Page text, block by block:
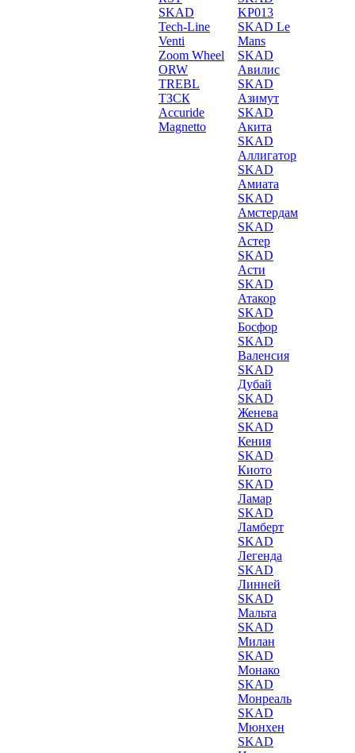
SKAD
Tech-Line
Venti
Zoom Wheel
ORW
TREBL
ТЗСК
Accuride
Magnetto
KP013
SKAD Le
Mans
SKAD
Авилис
SKAD
Азимут
SKAD
Акита
SKAD
Аллигатор
SKAD
Амиата
SKAD
Амстердам
SKAD
Астер
SKAD
Асти
SKAD
Атакор
SKAD
Босфор
SKAD
Валенсия
SKAD
Дубай
SKAD
Женева
SKAD
Кения
SKAD
Киото
SKAD
Ламар
SKAD
Ламберт
SKAD
Легенда
SKAD
Линней
SKAD
Мальта
SKAD
Милан
SKAD
Монако
SKAD
Монреаль
SKAD
Мюнхен
SKAD